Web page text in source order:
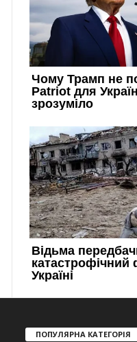
ПОПУЛЯРНА КАТЕГОРІЯ